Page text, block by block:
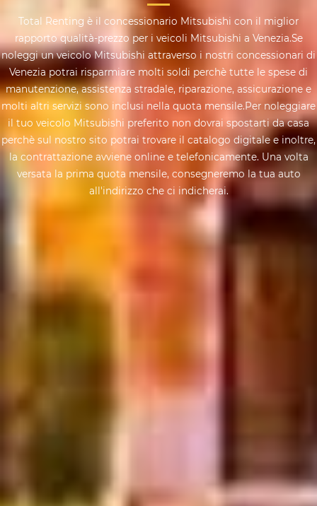
Total Renting è il concessionario Mitsubishi con il miglior
rapporto qualità-prezzo per i veicoli Mitsubishi a Venezia.Se
noleggi un veicolo Mitsubishi attraverso i nostri concessionari di
Venezia potrai risparmiare molti soldi perchè tutte le spese di
manutenzione, assistenza stradale, riparazione, assicurazione e
molti altri servizi sono inclusi nella quota mensile.Per noleggiare
il tuo veicolo Mitsubishi preferito non dovrai spostarti da casa
perchè sul nostro sito potrai trovare il catalogo digitale e inoltre,
la contrattazione avviene online e telefonicamente. Una volta
versata la prima quota mensile, consegneremo la tua auto
all'indirizzo che ci indicherai.